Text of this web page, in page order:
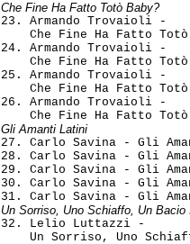
Che Fine Ha Fatto Totò Baby?
23. Armando Trovaioli -
Che Fine Ha Fatto
24. Armando Trovaioli -
Che Fine Ha Fatto
25. Armando Trovaioli -
Che Fine Ha Fatto
26. Armando Trovaioli -
Gli Amanti Latini
27. Carlo Savina - Gli
28. Carlo Savina - Gli
29. Carlo Savina - Gli
30. Carlo Savina - Gli
Un Sorriso, Uno Schiaffo, Un Bacio
32. Lelio Luttazzi -